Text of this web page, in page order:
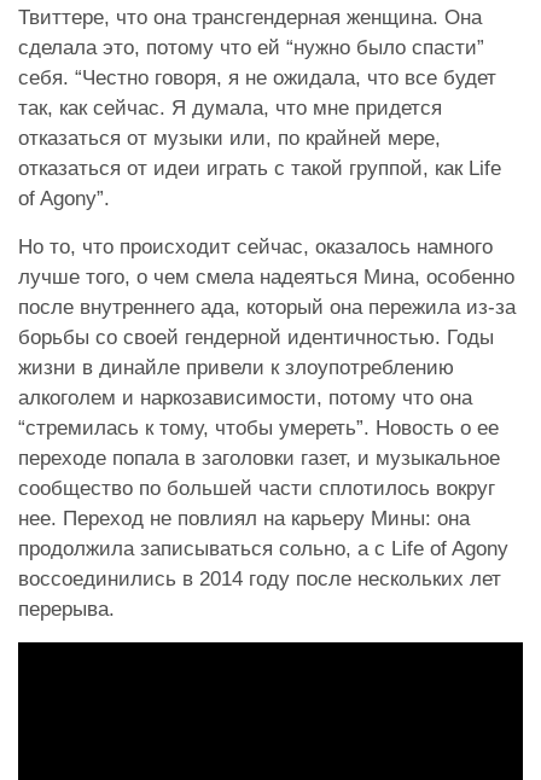
Твиттере, что она трансгендерная женщина. Она
сделала это, потому что ей “нужно было спасти”
себя. “Честно говоря, я не ожидала, что все будет
так, как сейчас. Я думала, что мне придется
отказаться от музыки или, по крайней мере,
отказаться от идеи играть с такой группой, как Life
of Agony”.
Но то, что происходит сейчас, оказалось намного
лучше того, о чем смела надеяться Мина, особенно
после внутреннего ада, который она пережила из-за
борьбы со своей гендерной идентичностью. Годы
жизни в динайле привели к злоупотреблению
алкоголем и наркозависимости, потому что она
“стремилась к тому, чтобы умереть”. Новость о ее
переходе попала в заголовки газет, и музыкальное
сообщество по большей части сплотилось вокруг
нее. Переход не повлиял на карьеру Мины: она
продолжила записываться сольно, а с Life of Agony
воссоединились в 2014 году после нескольких лет
перерыва.